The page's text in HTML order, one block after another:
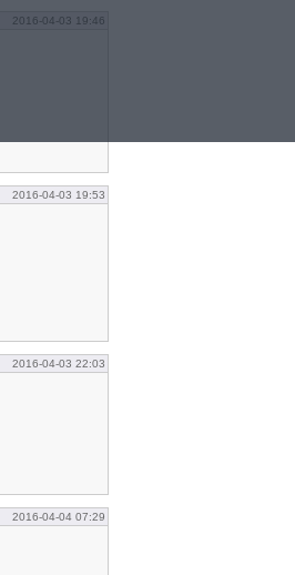
2016-04-03 19:46
2016-04-03 19:53
2016-04-03 22:03
2016-04-04 07:29